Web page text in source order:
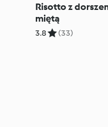
Risotto z
miętą
3.8 (33)